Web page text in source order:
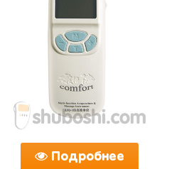
Подробнее